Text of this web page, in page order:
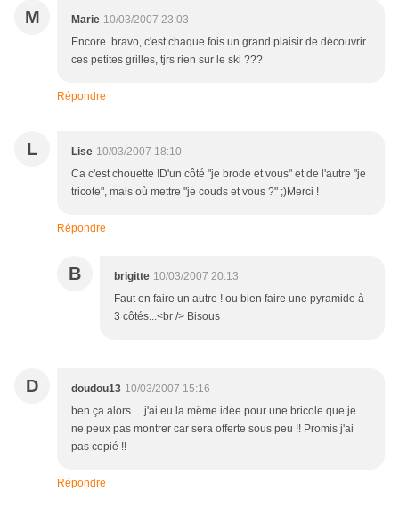
M Marie 10/03/2007 23:03
Encore bravo, c'est chaque fois un grand plaisir de découvrir
ces petites grilles, tjrs rien sur le ski ???
Répondre
L Lise 10/03/2007 18:10
Ca c'est chouette !D'un côté "je brode et vous" et de l'autre "je
tricote", mais où mettre "je couds et vous ?" ;)Merci !
Répondre
B brigitte 10/03/2007 20:13
Faut en faire un autre ! ou bien faire une pyramide à
3 côtés...<br /> Bisous
D doudou13 10/03/2007 15:16
ben ça alors ... j'ai eu la même idée pour une bricole que je
ne peux pas montrer car sera offerte sous peu !! Promis j'ai
pas copié !!
Répondre